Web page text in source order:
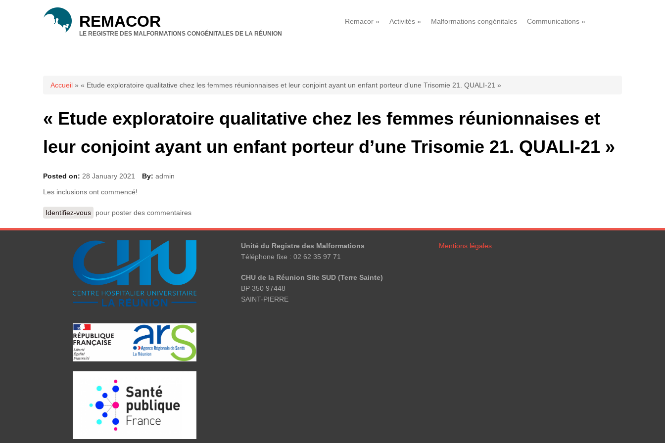
REMACOR
LE REGISTRE DES MALFORMATIONS CONGÉNITALES DE LA RÉUNION
Remacor » Activités » Malformations congénitales Communications »
Vous êtes ici
Accueil » « Etude exploratoire qualitative chez les femmes réunionnaises et leur conjoint ayant un enfant porteur d’une Trisomie 21. QUALI-21 »
« Etude exploratoire qualitative chez les femmes réunionnaises et
leur conjoint ayant un enfant porteur d’une Trisomie 21. QUALI-21 »
Posted on: 28 January 2021 By: admin
Les inclusions ont commencé!
Identifiez-vous pour poster des commentaires
Unité du Registre des Malformations
Téléphone fixe : 02 62 35 97 71
CHU de la Réunion Site SUD (Terre Sainte)
BP 350 97448
SAINT-PIERRE
Mentions légales